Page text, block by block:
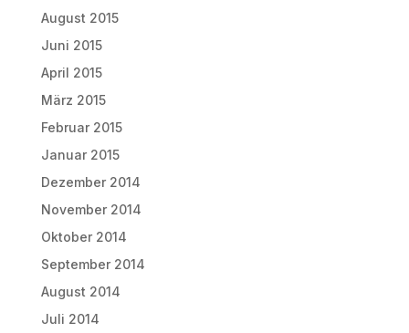
August 2015
Juni 2015
April 2015
März 2015
Februar 2015
Januar 2015
Dezember 2014
November 2014
Oktober 2014
September 2014
August 2014
Juli 2014